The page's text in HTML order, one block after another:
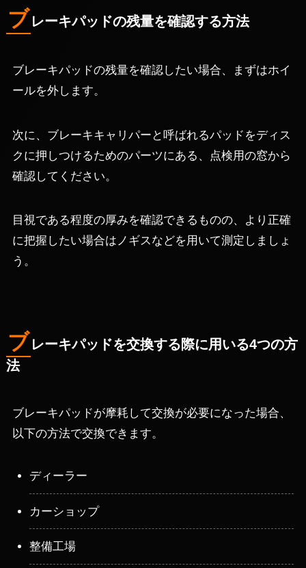
ブ レーキパッドの残量を確認する方法
ブレーキパッドの残量を確認したい場合、まずはホイ
ールを外します。
次に、ブレーキキャリパーと呼ばれるパッドをディス
クに押しつけるためのパーツにある、点検用の窓から
確認してください。
目視である程度の厚みを確認できるものの、より正確
に把握したい場合はノギスなどを用いて測定しましょ
う。
ブ レーキパッドを交換する際に用いる4つの方
法
ブレーキパッドが摩耗して交換が必要になった場合、
以下の方法で交換できます。
ディーラー
カーショップ
整備工場